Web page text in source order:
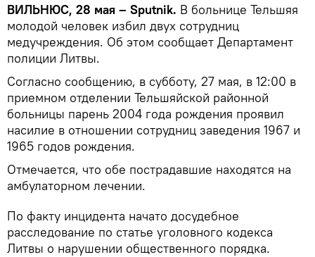
ВИЛЬНЮС, 28 мая – Sputnik. В больнице Тельшяя
молодой человек избил двух сотрудниц
медучреждения. Об этом сообщает Департамент
полиции Литвы.
Согласно сообщению, в субботу, 27 мая, в 12:00 в
приемном отделении Тельшяйской районной
больницы парень 2004 года рождения проявил
насилие в отношении сотрудниц заведения 1967 и
1965 годов рождения.
Отмечается, что обе пострадавшие находятся на
амбулаторном лечении.
По факту инцидента начато досудебное
расследование по статье уголовного кодекса
Литвы о нарушении общественного порядка.